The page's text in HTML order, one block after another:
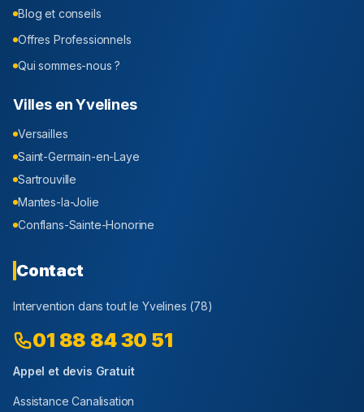
Blog et conseils
Offres Professionnels
Qui sommes-nous ?
Villes enYvelines
Versailles
Saint-Germain-en-Laye
Sartrouville
Mantes-la-Jolie
Conflans-Sainte-Honorine
Contact
Intervention dans tout le Yvelines (78)
01 88 84 30 51
Appel et devis Gratuit
Assistance Canalisation